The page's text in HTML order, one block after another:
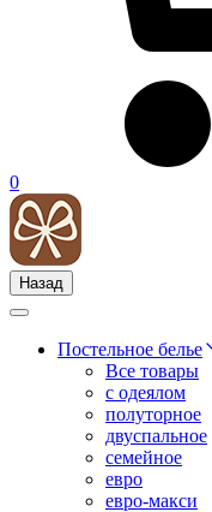
0
Назад
Постельное белье
Все товары
с одеялом
полуторное
двуспальное
семейное
евро
евро-макси